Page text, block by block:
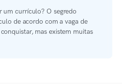
um currículo? O segredo
de acordo com a vaga de
mas existem muitas